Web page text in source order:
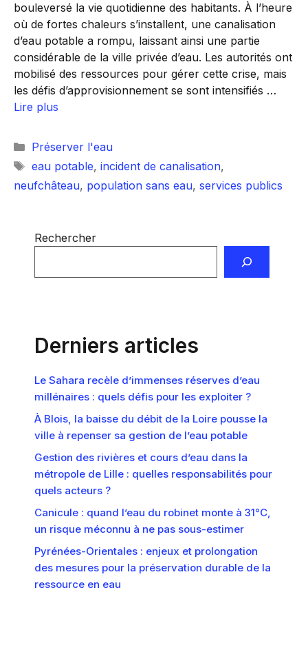
bouleversé la vie quotidienne des habitants. À l’heure
où de fortes chaleurs s’installent, une canalisation
d’eau potable a rompu, laissant ainsi une partie
considérable de la ville privée d’eau. Les autorités ont
mobilisé des ressources pour gérer cette crise, mais
les défis d’approvisionnement se sont intensifiés …
Lire plus
Catégories
Préserver l'eau
Étiquettes
eau potable, incident de canalisation,
neufchâteau, population sans eau, services publics
Rechercher
Derniers articles
Le Sahara recèle d’immenses réserves d’eau
millénaires : quels défis pour les exploiter ?
À Blois, la baisse du débit de la Loire pousse la
ville à repenser sa gestion de l’eau potable
Gestion des rivières et cours d’eau dans la
métropole de Lille : quelles responsabilités pour
quels acteurs ?
Canicule : quand l’eau du robinet monte à 31°C,
un risque méconnu à ne pas sous-estimer
Pyrénées-Orientales : enjeux et prolongation
des mesures pour la préservation durable de la
ressource en eau